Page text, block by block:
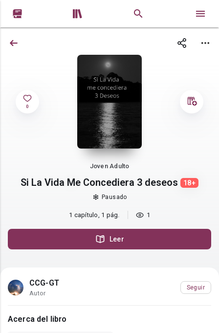
 
0
Joven Adulto
Si La Vida Me Concediera 3 deseos 18+
Pausado
1 capítulo, 1 pág. 1
Leer
CCG-GT
Autor
Seguir
Acerca del libro